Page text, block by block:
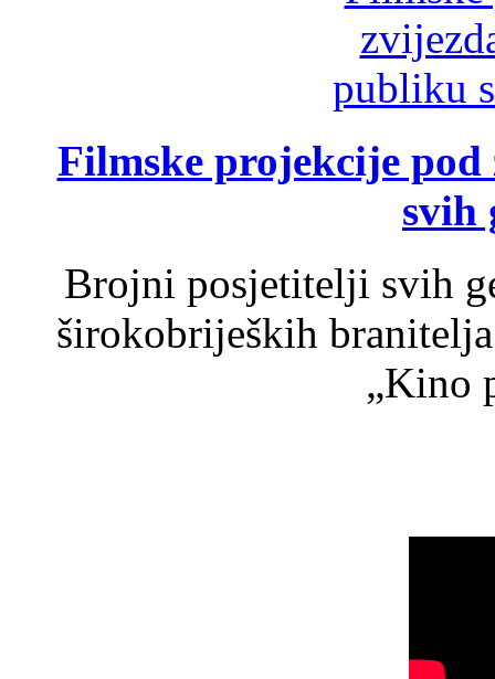
Filmske projekcije
svih
Brojni posjetitelji svih
širokobrijeških
„Kino